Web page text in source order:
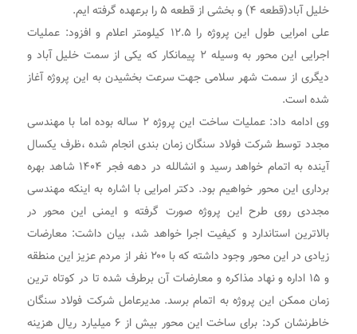
خلیل آباد(قطعه ۴) و بخشی از قطعه ۵ را برعهده گرفته ایم.
علی امرایی طول این پروژه را ۱۲.۵ کیلومتر اعلام و افزود: عملیات
اجرایی این محور به وسیله ۲ پیمانکار که یکی از سمت خلیل آباد و
دیگری از سمت شهر سلامی جهت سرعت بخشیدن به این پروژه آغاز
شده است.
وی ادامه داد: عملیات ساخت این پروژه ۲ ساله بوده اما با مهندسی
مجدد توسط شرکت فولاد سنگان زمان بندی انجام شده ،ظرف یکسال
آینده به اتمام خواهد رسید و انشالله در دهه فجر ۱۴۰۴ شاهد بهره
برداری این محور خواهیم بود. دکتر امرایی با اشاره به اینکه مهندسی
مجددی روی طرح این پروژه صورت گرفته و ایمنی این محور در
بالاترین استاندارد و کیفیت اجرا خواهد شد، بیان داشت: معارضات
زیادی در این محور وجود داشته که با ۲۰۰ نفر از مردم عزیز این منطقه
و ۱۵ اداره و نهاد مذاکره و معارضات آن برطرف شده تا در کوتاه ترین
زمان ممکن این پروژه به اتمام برسد. مدیرعامل شرکت فولاد سنگان
خاطرنشان کرد: برای ساخت این محور بیش از ۶ میلیارد ریال هزینه